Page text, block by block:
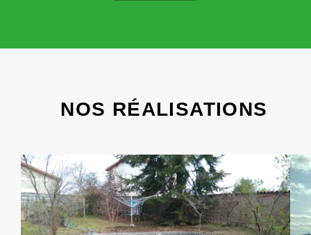
NOS RÉALISATIONS